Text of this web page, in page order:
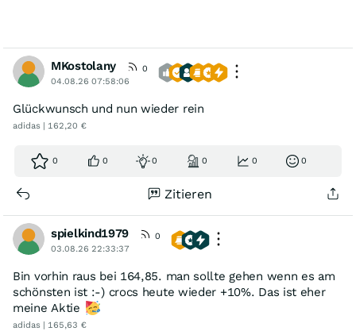
MKostolany
0
04.08.26 07:58:06
Glückwunsch und nun wieder rein
adidas | 162,20 €
0 0 0 0 0 0
Zitieren
spielkind1979
0
03.08.26 22:33:37
Bin vorhin raus bei 164,85. man sollte gehen wenn es am
schönsten ist :-) crocs heute wieder +10%. Das ist eher
meine Aktie
adidas | 165,63 €